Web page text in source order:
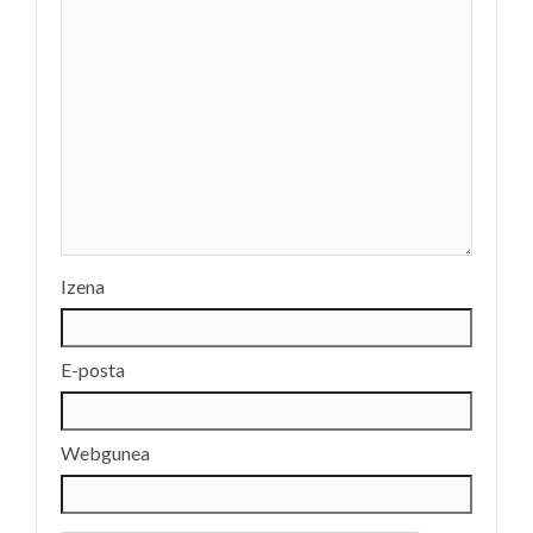
BENJAMIN
MUTILAK
TALDEAK
FUTBOLA
BERAUN
FUTBOL
ZELAIAN
Izena
E-posta
Webgunea